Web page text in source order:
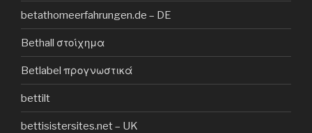
betathomeerfahrungen.de – DE
Bethall στοίχημα
Betlabel προγνωστικά
bettilt
bettisistersites.net – UK